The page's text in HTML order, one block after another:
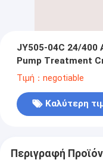
JY505-04C 24/400
Pump Treatment
Τιμή：negotiable
Καλύτερη
Περιγραφή